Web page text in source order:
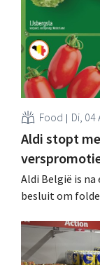
Food Di, 04
Aldi stopt
Aldi België is
besluit om
werking treden:
geïnformeerd